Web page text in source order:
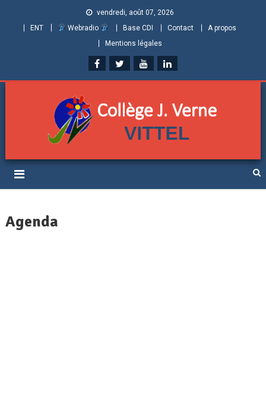
vendredi, août 07, 2026
ENT
Webradio Base CDI Contact
A propos
Mentions légales
Collège Jules Verne de
Vittel (Vosges)
Agenda